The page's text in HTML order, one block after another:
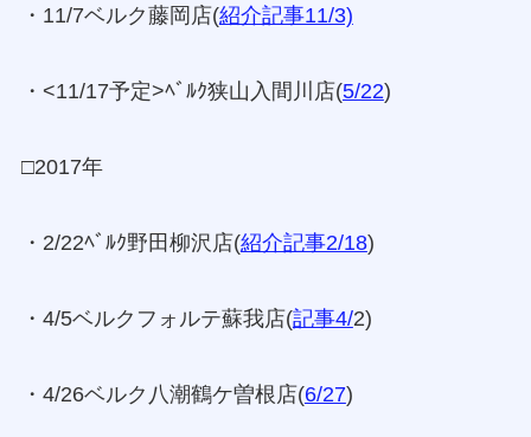
・11/7ベルク藤岡店(紹介記事11/3)
・<11/17予定>ﾍﾞﾙｸ狭山入間川店(5/22)
□2017年
・2/22ﾍﾞﾙｸ野田柳沢店(紹介記事2/18)
・4/5ベルクフォルテ蘇我店(記事4/2)
・4/26ベルク八潮鶴ケ曽根店(6/27)